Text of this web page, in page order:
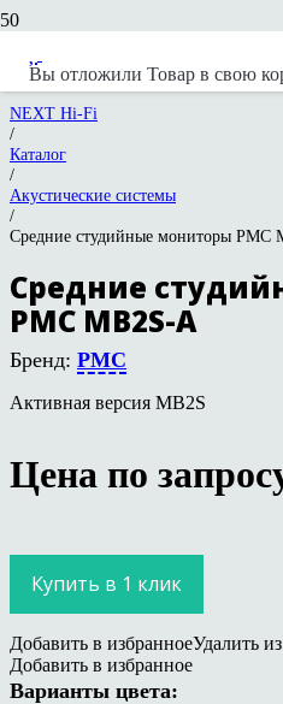
Вы отложили Товар в свою
NEXT Hi-Fi
/
Каталог
/
Акустические системы
/
Средние студийные мониторы PMC
Средние
PMC MB2S-A
Бренд: PMC
Активная версия MB2S
Цена по
Купить в 1 клик
Добавить в избранноеУдалить
Добавить в избранное
Варианты цвета: